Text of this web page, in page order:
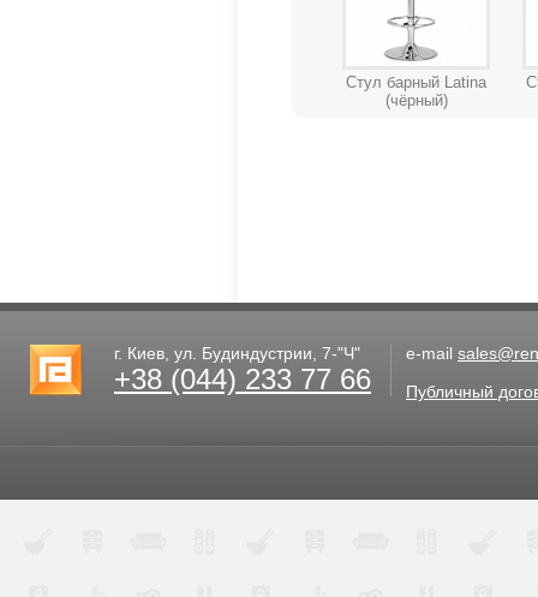
Стул барный Latina
(чёрный)
г. Киев, ул. Будиндустрии, 7-"Ч"
+38 (044) 233 77 66
e-mail
Публичный